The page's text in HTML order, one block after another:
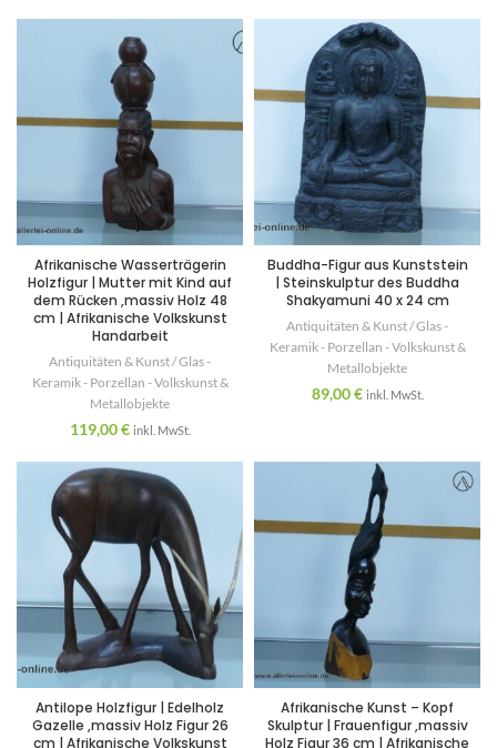
Afrikanische Wasserträgerin
Holzfigur | Mutter mit Kind auf
dem Rücken ,massiv Holz 48
cm | Afrikanische Volkskunst
Handarbeit
Antiquitäten & Kunst / Glas -
Keramik - Porzellan - Volkskunst &
Metallobjekte
119,00€ inkl. MwSt.
Buddha-Figur aus Kunststein
| Steinskulptur des Buddha
Shakyamuni 40 x 24 cm
Antiquitäten & Kunst / Glas -
Keramik - Porzellan - Volkskunst &
Metallobjekte
89,00€ inkl. MwSt.
Antilope Holzfigur | Edelholz
Gazelle ,massiv Holz Figur 26
cm | Afrikanische Volkskunst
Afrikanische Kunst – Kopf
Skulptur | Frauenfigur ,massiv
Holz Figur 36 cm | Afrikanische